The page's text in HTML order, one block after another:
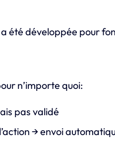
été développée pour
n’importe quoi:
pas validé
→ envoi